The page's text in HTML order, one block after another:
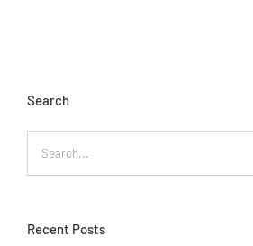
Search
Recent Posts